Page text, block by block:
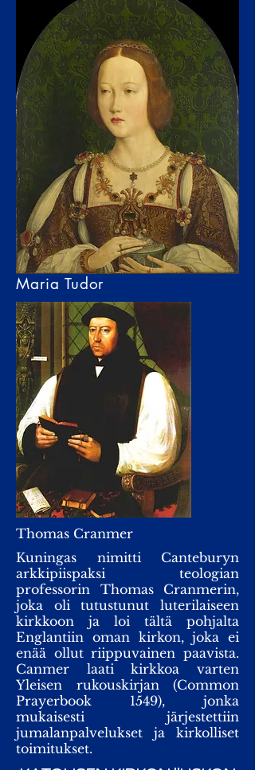
Maria Tudor
Thomas Cranmer
Kuningas nimitti Canteburyn
arkkipiispaksi teologian
professorin Thomas Cranmerin,
joka oli tutustunut luterilaiseen
kirkkoon ja loi tältä pohjalta
Englantiin oman kirkon, joka ei
enää ollut riippuvainen paavista.
Canmer laati kirkkoa varten
Yleisen rukouskirjan (Common
Prayerbook 1549), jonka
mukaisesti järjestettiin
jumalanpalvelukset ja kirkolliset
toimitukset.